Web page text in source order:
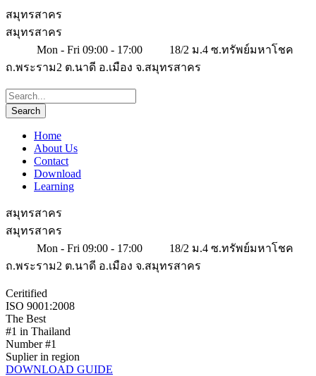
สมุทรสาคร
สมุทรสาคร
Mon - Fri 09:00 - 17:00
18/2 ม.4 ซ.ทรัพย์มหาโชค
ถ.พระราม2 ต.นาดี อ.เมือง จ.สมุทรสาคร
Home
About Us
Contact
Download
Learning
สมุทรสาคร
สมุทรสาคร
Mon - Fri 09:00 - 17:00
18/2 ม.4 ซ.ทรัพย์มหาโชค
ถ.พระราม2 ต.นาดี อ.เมือง จ.สมุทรสาคร
Ceritified
ISO 9001:2008
The Best
#1 in Thailand
Number #1
Suplier in region
DOWNLOAD GUIDE